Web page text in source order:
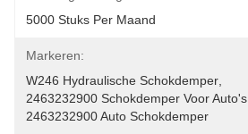
5000 Stuks Per Maand
Markeren:
W246 Hydraulische Schokdemper
2463232900 Schokdemper Voor Auto's
2463232900 Auto Schokdemper